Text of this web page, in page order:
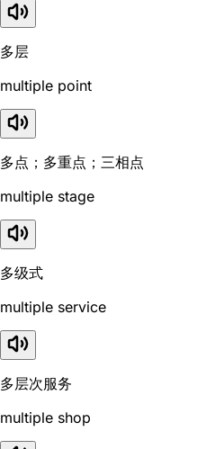
多层
multiple point
多点；多重点；三相点
multiple stage
多级式
multiple service
多层次服务
multiple shop